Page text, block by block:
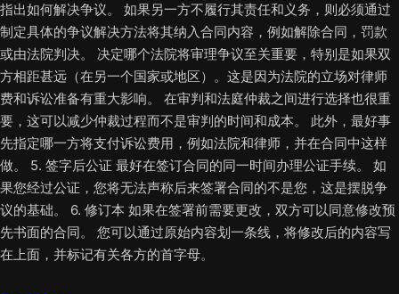
指出如何解决争议。 如果另一方不履行其责任和义务，则必须通过
制定具体的争议解决方法将其纳入合同内容，例如解除合同，罚款
或由法院判决。 决定哪个法院将审理争议至关重要，特别是如果双
方相距甚远（在另一个国家或地区）。这是因为法院的立场对律师
费和诉讼准备有重大影响。 在审判和法庭仲裁之间进行选择也很重
要，这可以减少仲裁过程而不是审判的时间和成本。 此外，最好事
先指定哪一方将支付诉讼费用，例如法院和律师，并在合同中这样
做。 5. 签字后公证 最好在签订合同的同一时间办理公证手续。 如
果您经过公证，您将无法声称后来签署合同的不是您，这是摆脱争
议的基础。 6. 修订本 如果在签署前需要更改，双方可以同意修改预
先书面的合同。 您可以通过原始内容划一条线，将修改后的内容写
在上面，并标记有关各方的首字母。